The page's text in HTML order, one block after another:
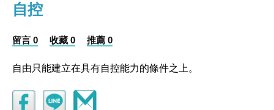
自控
留言 0 收藏 0 推薦 0
自由只能建立在具有自控能力的條件之上。